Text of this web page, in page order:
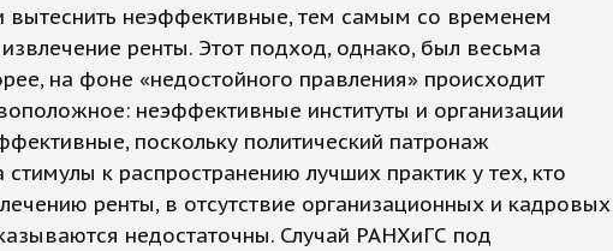
неэффективные, тем самым со временем
ренты. Этот подход, однако, был весьма
на фоне «недостойного правления» происходит
неэффективные институты и организации
поскольку политический патронаж
стимулы к распространению лучших практик у тех, кто
ренты, в отсутствие организационных и кадровых
недостаточны. Случай РАНХиГС под